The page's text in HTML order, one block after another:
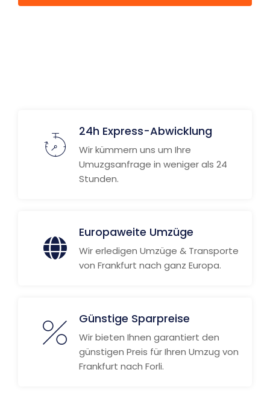
24h Express-Abwicklung
Wir kümmern uns um Ihre
Umuzgsanfrage in weniger als 24
Stunden.
Europaweite Umzüge
Wir erledigen Umzüge & Transporte
von Frankfurt nach ganz Europa.
Günstige Sparpreise
Wir bieten Ihnen garantiert den
günstigen Preis für Ihren Umzug von
Frankfurt nach Forli.